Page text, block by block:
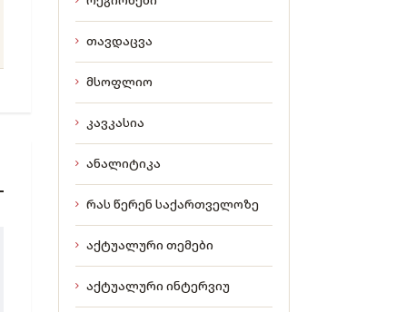
თავდაცვა
მსოფლიო
კავკასია
ანალიტიკა
რას წერენ საქართველოზე
აქტუალური თემები
აქტუალური ინტერვიუ